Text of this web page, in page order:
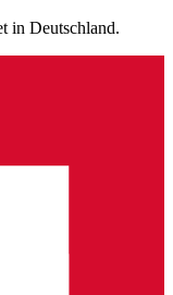
in Deutschland.